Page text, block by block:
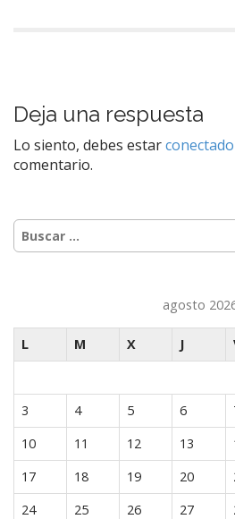
v
e
g
a
i
ó
e
n
a
d
a
s
Deja una respuesta
Lo siento, debes estarconectado
comentario.
Buscar:
agosto
L M X J
3
4 5 6
10
11 12 13
17
18 19 20
24
25 26 27